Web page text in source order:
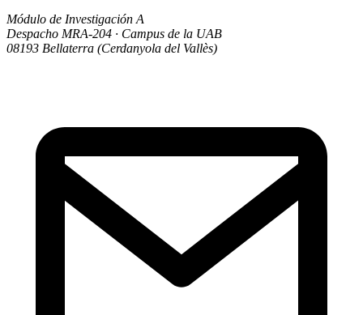
Módulo de Investigación A
Despacho MRA-204 · Campus de la UAB
08193 Bellaterra (Cerdanyola del Vallès)